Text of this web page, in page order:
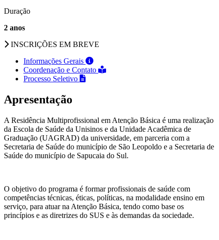
Duração
2 anos
INSCRIÇÕES EM BREVE
Informações Gerais
Coordenação e Contato
Processo Seletivo
Apresentação
A Residência Multiprofissional em Atenção Básica é uma realização
da Escola de Saúde da Unisinos e da Unidade Acadêmica de
Graduação (UAGRAD) da universidade, em parceria com a
Secretaria de Saúde do município de São Leopoldo e a Secretaria de
Saúde do município de Sapucaia do Sul.
O objetivo do programa é formar profissionais de saúde com
competências técnicas, éticas, políticas, na modalidade ensino em
serviço, para atuar na Atenção Básica, tendo como base os
princípios e as diretrizes do SUS e às demandas da sociedade.